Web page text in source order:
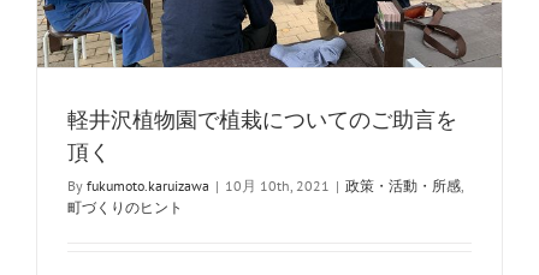
軽井沢植物園で植栽についてのご助言を
頂く
By fukumoto.karuizawa | 10月 10th, 2021 | 政策・活動・所感
町づくりのヒント